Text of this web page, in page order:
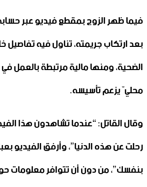
فيما ظهر الزوج بمقطع فيديو عبر
بعد ارتكاب جريمته، تناول فيه تفاصيل
الضحية، ومنها مالية مرتبطة بالعمل
محليّ يزعم تأسيسه.
وقال القاتل: “عندما تشاهدون هذا
رحلت عن هذه الدنيا”، وأرفق الفيديو
بنفسك”، من دون أن تتوافر معلومات